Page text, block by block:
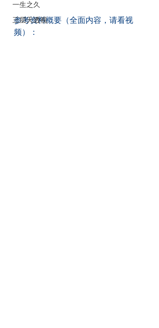
一生之久
三层天透视
参考资料概要（全面内容，请看视
频）：